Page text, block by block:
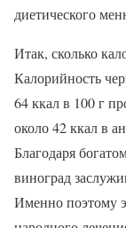
диетического
Итак, сколько
Калорийность
64 ккал в 100 г
около 42 ккал в
Благодаря
виноград
Именно поэтому